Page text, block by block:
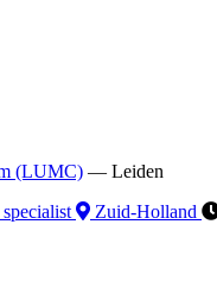
(LUMC) — Leiden
Zuid-Holland